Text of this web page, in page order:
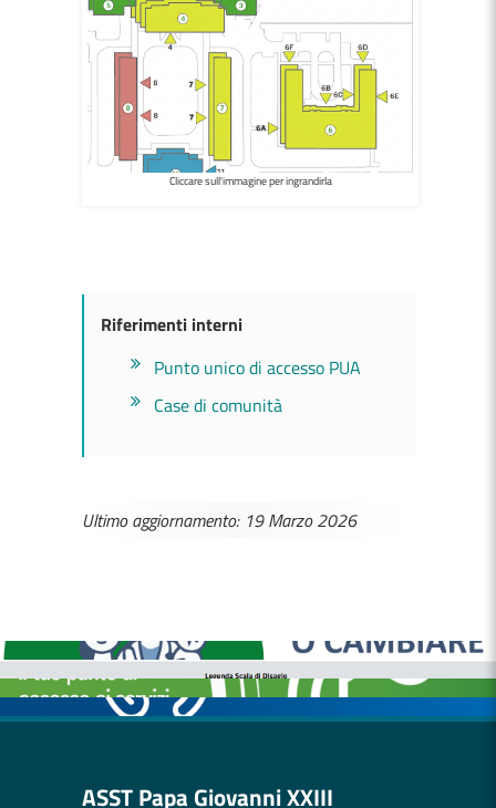
Cliccare sull'immagine per ingrandirla
Riferimenti interni
Punto unico di accesso PUA
Case di comunità
Ultimo aggiornamento: 19 Marzo 2026
BOLLETTINI DISAGIO DA CALORE
CASE DI COMUNITÀ
OSPEDALE DI COMUNITÀ
ASST Papa Giovanni XXIII